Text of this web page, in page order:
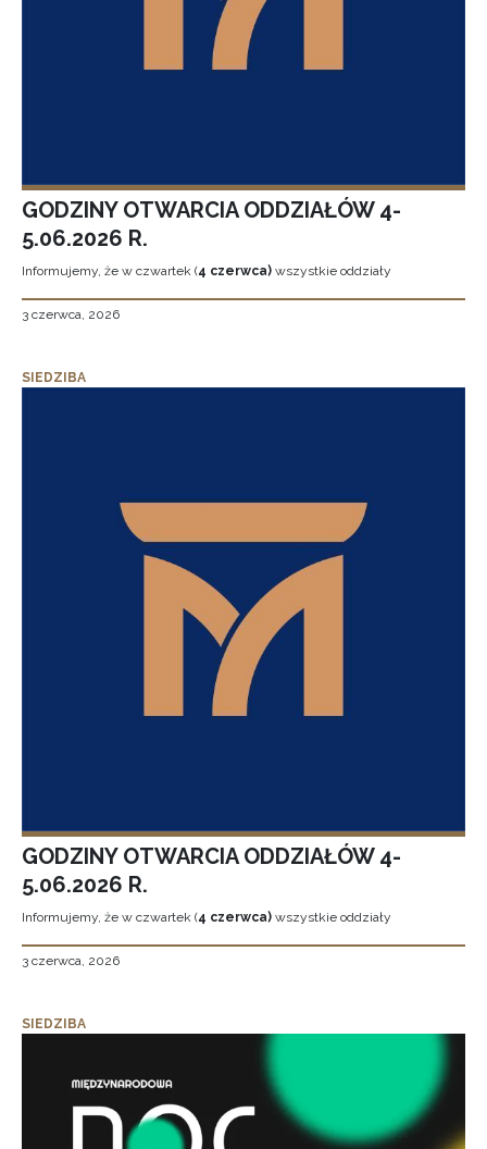
GODZINY OTWARCIA ODDZIAŁÓW 4-
5.06.2026 R.
Informujemy, że w czwartek (4 czerwca) wszystkie oddziały
3 czerwca, 2026
SIEDZIBA
GODZINY OTWARCIA ODDZIAŁÓW 4-
5.06.2026 R.
Informujemy, że w czwartek (4 czerwca) wszystkie oddziały
3 czerwca, 2026
SIEDZIBA